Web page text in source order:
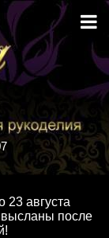
23 августа
высланы после